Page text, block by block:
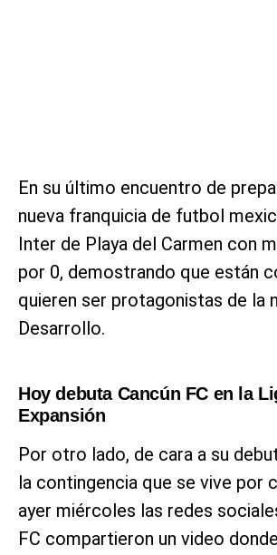
En su último encuentro de
nueva franquicia de futbol
Inter de Playa del Carmen con
por 0, demostrando que están
quieren ser protagonistas de la
Desarrollo.
Hoy debuta Cancún FC en la
Expansión
Por otro lado, de cara a su
la contingencia que se vive por
ayer miércoles las redes
FC compartieron un video